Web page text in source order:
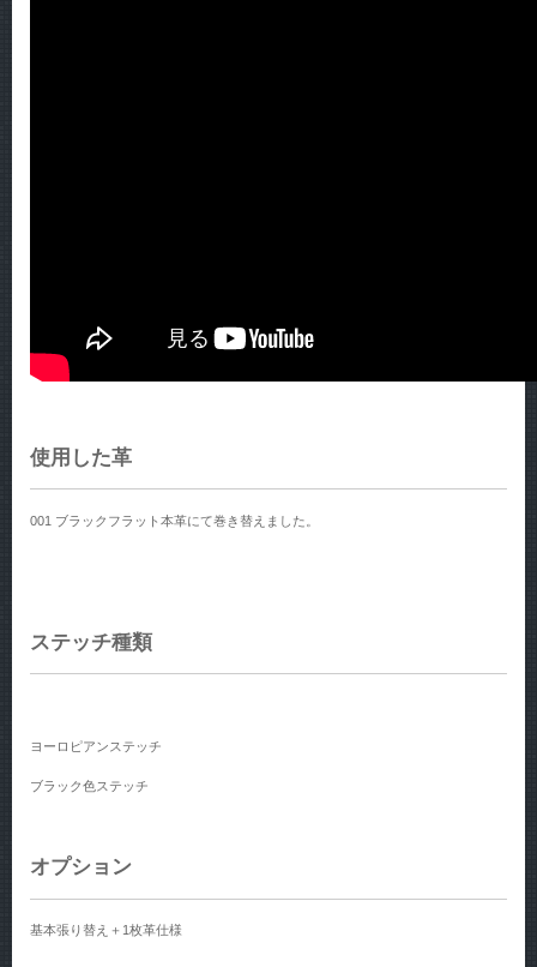
使用した革
001 ブラックフラット本革にて巻き替えました。
ステッチ種類
ヨーロピアンステッチ
ブラック色ステッチ
オプション
基本張り替え＋1枚革仕様